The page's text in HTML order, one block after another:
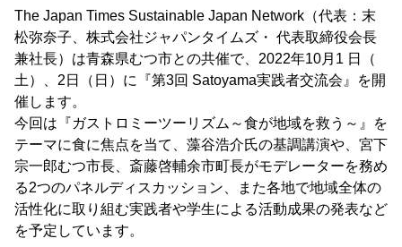
The Japan Times Sustainable Japan Network（代表：末
松弥奈子、株式会社ジャパンタイムズ・ 代表取締役会長
兼社長）は青森県むつ市との共催で、2022年10月1 日（
土）、2日（日）に『第3回 Satoyama実践者交流会』を開
催します。
今回は『ガストロミーツーリズム～食が地域を救う～』を
テーマに食に焦点を当て、藻谷浩介氏の基調講演や、宮下
宗一郎むつ市長、斎藤啓輔余市町長がモデレーターを務め
る2つのパネルディスカッション、また各地で地域全体の
活性化に取り組む実践者や学生による活動成果の発表など
を予定しています。